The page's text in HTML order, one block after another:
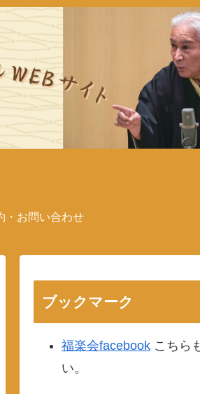
・お問い合わせ
ブックマーク
福楽会facebook こちら
い。